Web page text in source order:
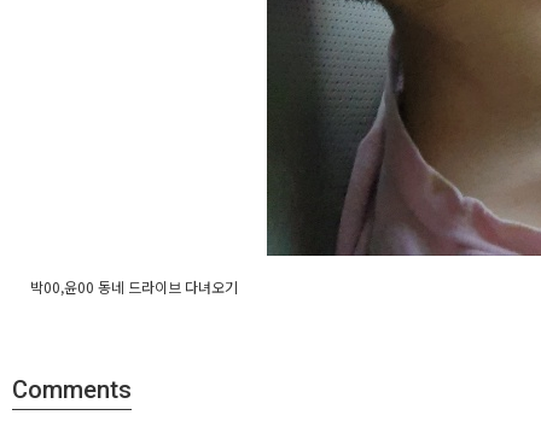
박00,윤00 동네 드라이브 다녀오기
Comments